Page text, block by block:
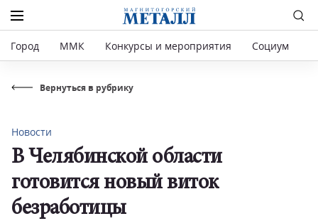
Город ММК Конкурсы и мероприятия Социум
Вернуться в рубрику
Новости
В Челябинской области
готовится новый виток
безработицы